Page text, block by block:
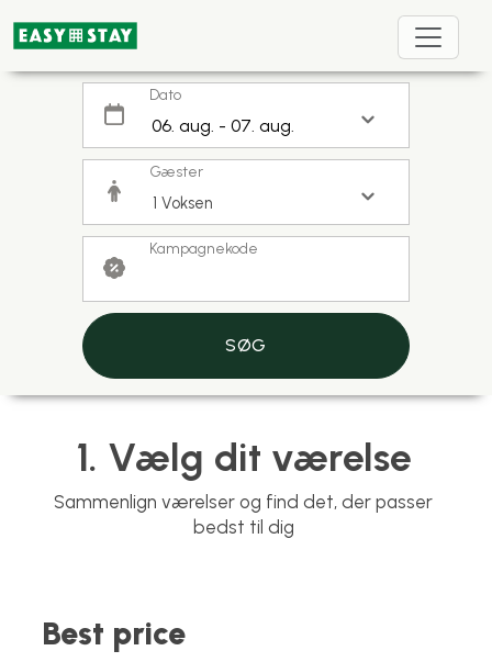
Dato
Gæster
Kampagnekode
SØG
1. Vælg dit værelse
Sammenlign værelser og find det, der passer
bedst til dig
Best price